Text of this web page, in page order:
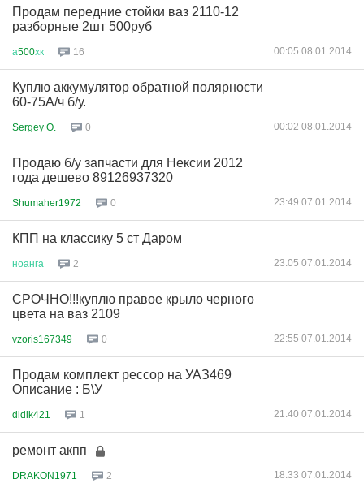
Продам передние стойки ваз 2110-12
разборные 2шт 500руб
а500хк 16 00:05 08.01.2014
Куплю аккумулятор обратной полярности
60-75А/ч б/у.
Sergey O. 0 00:02 08.01.2014
Продаю б/у запчасти для Нексии 2012
года дешево 89126937320
Shumaher1972 0 23:49 07.01.2014
КПП на классику 5 ст Даром
ноанга 2 23:05 07.01.2014
СРОЧНО!!!куплю правое крыло черного
цвета на ваз 2109
vzoris167349 0 22:55 07.01.2014
Продам комплект рессор на УАЗ469
Описание : Б\У
didik421 1 21:40 07.01.2014
ремонт акпп
DRAKON1971 2 18:33 07.01.2014